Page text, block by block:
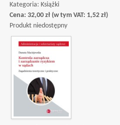
Kategoria:Książki
Cena: 32,00 zł (w tym VAT: 1,52 zł)
Produkt niedostępny